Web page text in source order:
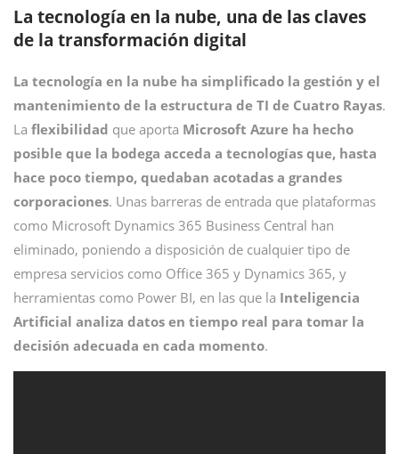
La tecnología en la nube, una de las claves
de la transformación digital
La tecnología en la nube ha simplificado la gestión y el
mantenimiento de la estructura de TI de Cuatro Rayas.
La flexibilidad que aporta Microsoft Azure ha hecho
posible que la bodega acceda a tecnologías que, hasta
hace poco tiempo, quedaban acotadas a grandes
corporaciones. Unas barreras de entrada que plataformas
como Microsoft Dynamics 365 Business Central han
eliminado, poniendo a disposición de cualquier tipo de
empresa servicios como Office 365 y Dynamics 365, y
herramientas como Power BI, en las que la Inteligencia
Artificial analiza datos en tiempo real para tomar la
decisión adecuada en cada momento.